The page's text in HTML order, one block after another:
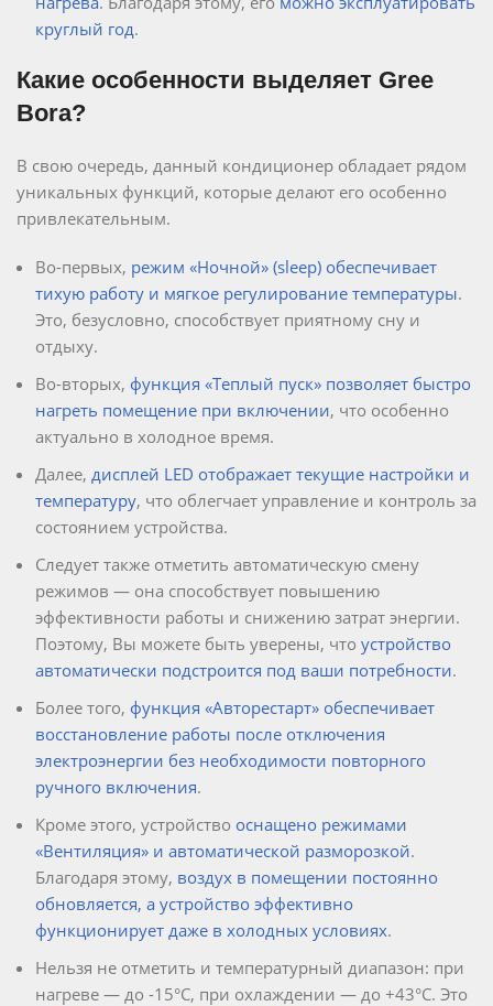
круглый год.
Какие особенности выделяет Gree
Bora?
В свою очередь, данный кондиционер обладает рядом
уникальных функций, которые делают его особенно
привлекательным.
Во-первых, режим «Ночной» (sleep) обеспечивает
тихую работу и мягкое регулирование температуры.
Это, безусловно, способствует приятному сну и
отдыху.
Во-вторых, функция «Теплый пуск» позволяет быстро
нагреть помещение при включении, что особенно
актуально в холодное время.
Далее, дисплей LED отображает текущие настройки и
температуру, что облегчает управление и контроль за
состоянием устройства.
Следует также отметить автоматическую смену
режимов — она способствует повышению
эффективности работы и снижению затрат энергии.
Поэтому, Вы можете быть уверены, что устройство
автоматически подстроится под ваши потребности.
Более того, функция «Авторестарт» обеспечивает
восстановление работы после отключения
электроэнергии без необходимости повторного
ручного включения.
Кроме этого, устройство оснащено режимами
«Вентиляция» и автоматической разморозкой.
Благодаря этому, воздух в помещении постоянно
обновляется, а устройство эффективно
функционирует даже в холодных условиях.
Нельзя не отметить и температурный диапазон: при
нагреве — до -15°C, при охлаждении — до +43°C. Это